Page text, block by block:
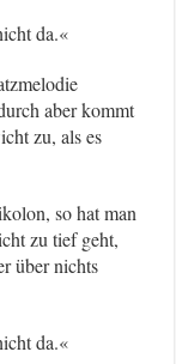
da.«
aber kommt
zu, als es
so hat man
zu tief geht,
über nichts
da.«